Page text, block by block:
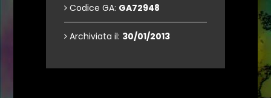
Codice GA: GA72948
Archiviata il: 30/01/2013